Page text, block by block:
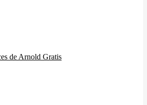
de Arnold Gratis